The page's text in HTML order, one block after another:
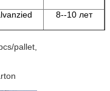
8--10 лет
pallet,